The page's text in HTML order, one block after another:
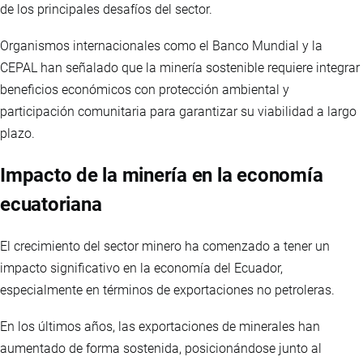
de los principales desafíos del sector.
Organismos internacionales como el Banco Mundial y la
CEPAL han señalado que la minería sostenible requiere integrar
beneficios económicos con protección ambiental y
participación comunitaria para garantizar su viabilidad a largo
plazo.
Impacto de la minería en la economía
ecuatoriana
El crecimiento del sector minero ha comenzado a tener un
impacto significativo en la economía del Ecuador,
especialmente en términos de exportaciones no petroleras.
En los últimos años, las exportaciones de minerales han
aumentado de forma sostenida, posicionándose junto al